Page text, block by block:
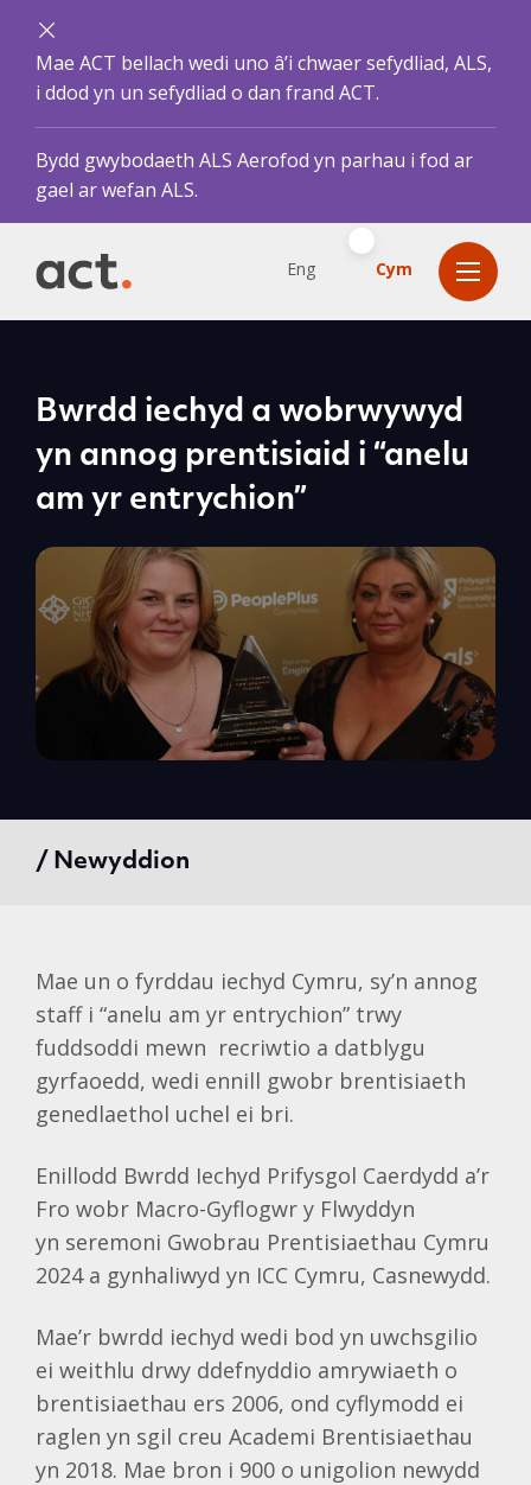
Mae ACT bellach wedi uno â’i chwaer sefydliad, ALS,
i ddod yn un sefydliad o dan frand ACT.
Bydd gwybodaeth ALS Aerofod yn parhau i fod ar
gael ar wefan ALS.
Eng Cym
Bwrdd iechyd a wobrwywyd
yn annog prentisiaid i “anelu
am yr entrychion”
/ Newyddion
Mae un o fyrddau iechyd Cymru, sy’n annog
staff i “anelu am yr entrychion” trwy
fuddsoddi mewn recriwtio a datblygu
gyrfaoedd, wedi ennill gwobr brentisiaeth
genedlaethol uchel ei bri.
Enillodd Bwrdd Iechyd Prifysgol Caerdydd a’r
Fro wobr Macro-Gyflogwr y Flwyddyn
yn seremoni Gwobrau Prentisiaethau Cymru
2024 a gynhaliwyd yn ICC Cymru, Casnewydd.
Mae’r bwrdd iechyd wedi bod yn uwchsgilio
ei weithlu drwy ddefnyddio amrywiaeth o
brentisiaethau ers 2006, ond cyflymodd ei
raglen yn sgil creu Academi Brentisiaethau
yn 2018. Mae bron i 900 o unigolion newydd